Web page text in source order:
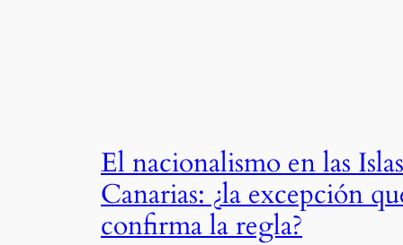
El nacionalismo en las Islas
Canarias: ¿la excepción
confirma la regla?